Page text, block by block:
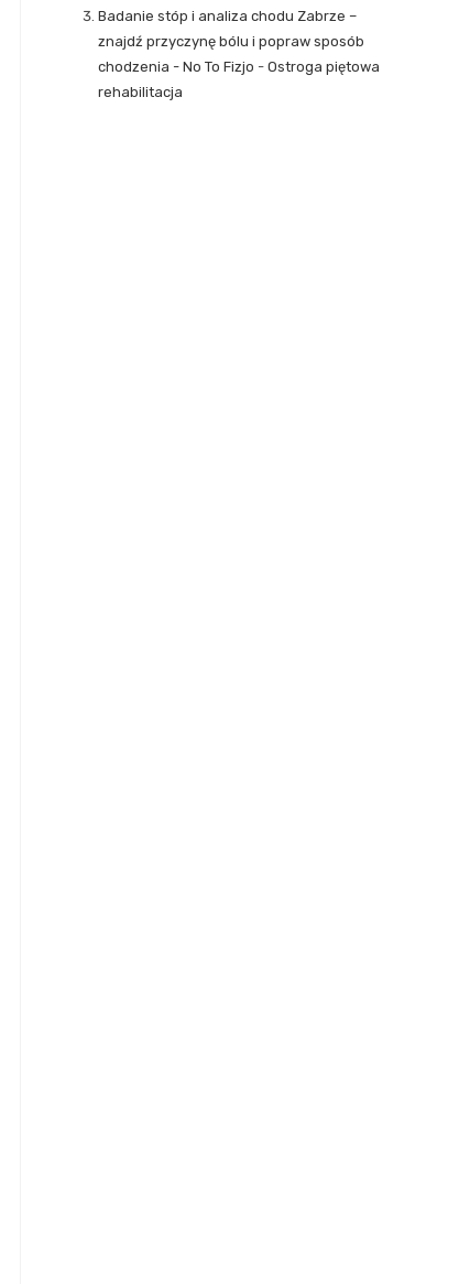
Badanie stóp i analiza chodu Zabrze –
znajdź przyczynę bólu i popraw sposób
chodzenia - No To Fizjo - Ostroga piętowa
rehabilitacja